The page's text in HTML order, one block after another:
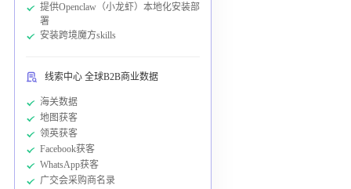
提供Openclaw（小龙虾）本地化安装部
署
安装跨境魔方skills
线索中心 全球B2B商业数据
海关数据
地图获客
领英获客
Facebook获客
WhatsApp获客
广交会采购商名录